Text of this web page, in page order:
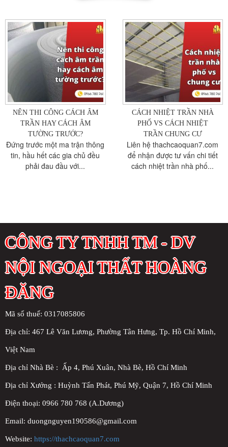
NÊN THI CÔNG CÁCH ÂM
TRẦN HAY CÁCH ÂM
TƯỜNG TRƯỚC?
Đứng trước một ma trận thông
tin, hầu hết các gia chủ đều
phải đau đầu với...
CÁCH NHIỆT TRẦN NHÀ
PHỐ VS CÁCH NHIỆT
TRẦN CHUNG CƯ
Liên hệ thachcaoquan7.com
để nhận được tư vấn chi tiết
cách nhiệt trần nhà phố...
CÔNG TY TNHH TM - DV
NỘI NGOẠI THẤT HOÀNG
ĐĂNG
Mã số thuế: 0317085806
Địa chỉ: 467 Lê Văn Lương, Phường Tân Hưng, Tp. Hồ Chí Minh,
Việt Nam
Địa chỉ Nhà Bè : Ấp 4, Phú Xuân, Nhà Bè, Hồ Chí Minh
Địa chỉ Xưởng : Huỳnh Tấn Phát, Phú Mỹ, Quận 7, Hồ Chí Minh
Điện thoại: 0966 780 768 (A.Dương)
Email: duongnguyen190586@gmail.com
Website: https://thachcaoquan7.com